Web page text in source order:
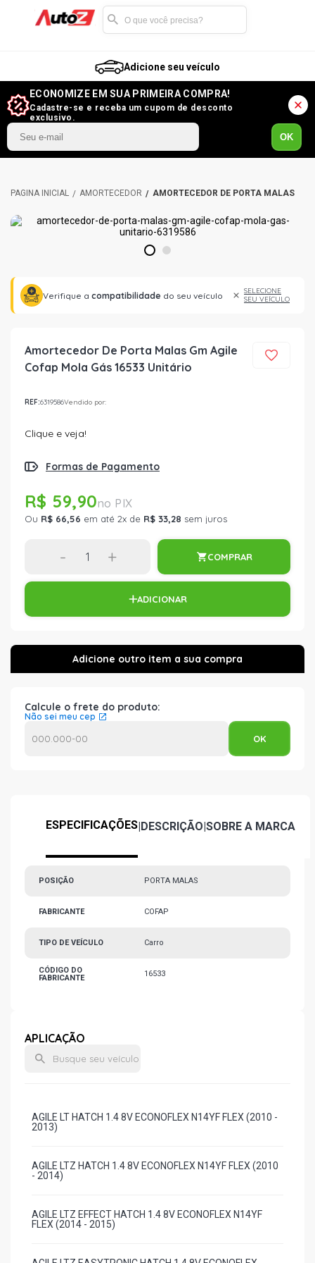
Adicione seu veículo
ECONOMIZE EM SUA PRIMEIRA COMPRA!
Cadastre-se e receba um cupom de desconto
exclusivo.
OK
AMORTECEDOR AMORTECEDOR DE PORTA MALAS
1 2
Verifique a compatibilidade do seu veículo
SELECIONE
SEU VEÍCULO
Amortecedor De Porta Malas Gm Agile
Cofap Mola Gás 16533 Unitário
REF:6319586Vendido por:
Clique e veja!
Formas de Pagamento
R$ 59,90
Ou R$ 66,56 em até 2x de R$ 33,28 sem juros
- + COMPRAR
ADICIONAR
Calcule o frete do produto:
Não sei meu cep
ESPECIFICAÇÕES|DESCRIÇÃO|SOBRE A MARCA
POSIÇÃO PORTA MALAS
FABRICANTE COFAP
TIPO DE VEÍCULO Carro
CÓDIGO DO
FABRICANTE
16533
APLICAÇÃO
AGILE LT HATCH 1.4 8V ECONOFLEX N14YF FLEX (2010 -
2013)
AGILE LTZ HATCH 1.4 8V ECONOFLEX N14YF FLEX (2010
- 2014)
AGILE LTZ EFFECT HATCH 1.4 8V ECONOFLEX N14YF
FLEX (2014 - 2015)